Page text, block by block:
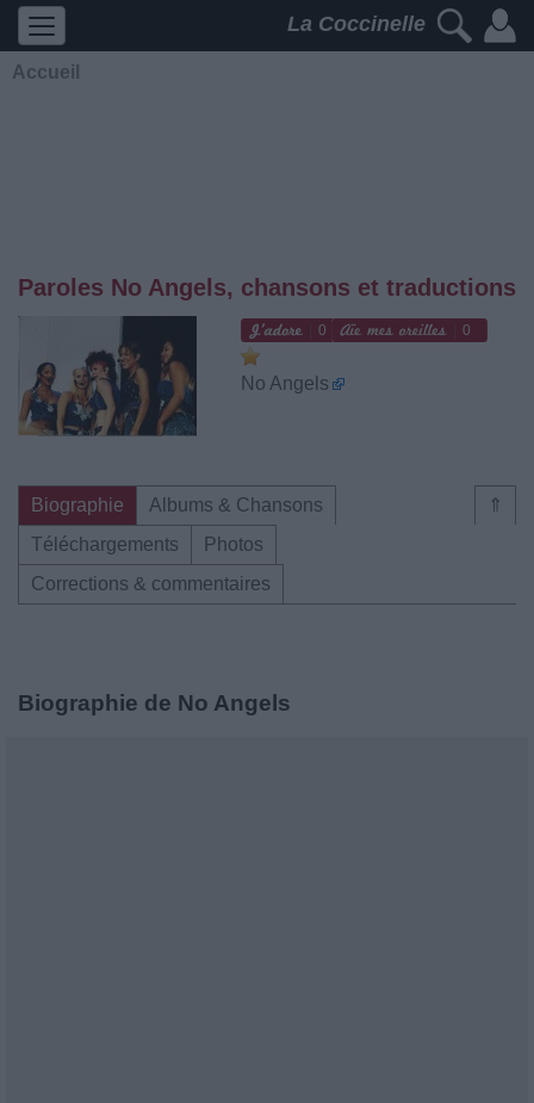
La Coccinelle
Accueil
Paroles No Angels, chansons et traductions
0 0
No Angels
⇑
Biographie
Albums & Chansons
Téléchargements
Photos
Corrections & commentaires
Biographie de No Angels